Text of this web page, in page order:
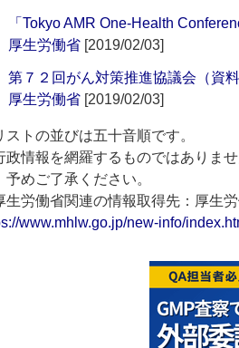
「Tokyo AMR One-Health
厚生労働省 [2019/02/03]
第７２回がん対策推進協議会（資料
厚生労働省 [2019/02/03]
ストの並びは五十音順です。
政情報を網羅するものではありま
予めご了承ください。
生労働省関連の情報取得先：厚生
www.mhlw.go.jp/new-info/